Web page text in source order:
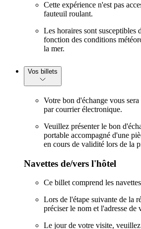
Cette expérience n'est pas
fauteuil roulant.
Les horaires sont susceptibles
fonction des conditions
la mer.
Vos billets
Votre bon d'échange vous
par courrier électronique.
Veuillez présenter le bon
portable accompagné d'une
en cours de validité lors de la
Navettes de/vers l'hôtel
Ce billet comprend les
Lors de l'étape suivante de la
préciser le nom et l'adresse de
Le jour de votre visite,